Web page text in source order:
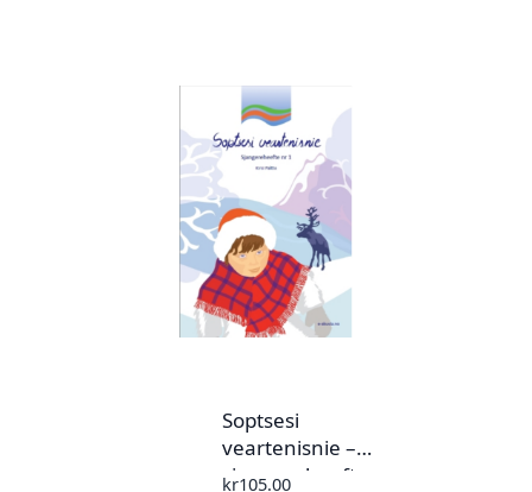
Soptsesi
veartenisnie –
sjangereheefte nr.
kr105.00